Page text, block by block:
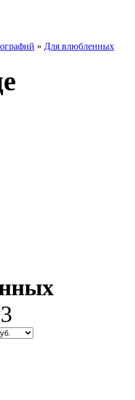
» Для влюбленных